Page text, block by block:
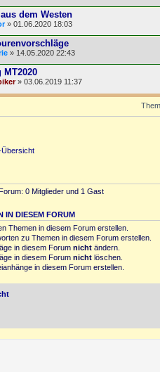
dem Westen
» 01.06.2020 18:03
» 14.05.2020 22:43
MT2020
» 03.06.2019 11:37
0 Mitglieder und 1 Gast
IN DIESEM FORUM
Themen in diesem Forum erstellen.
zu Themen in diesem Forum erstellen.
in diesem Forum nicht ändern.
in diesem Forum nicht löschen.
in diesem Forum erstellen.